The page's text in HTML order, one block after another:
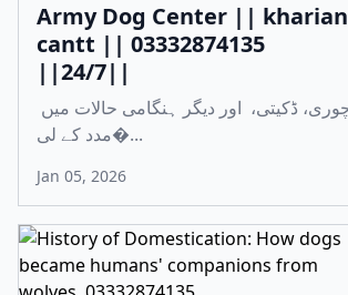
Army Dog Center || kharian
cantt || 03332874135
||24/7||
مدد کے لی�...
Jan 05, 2026